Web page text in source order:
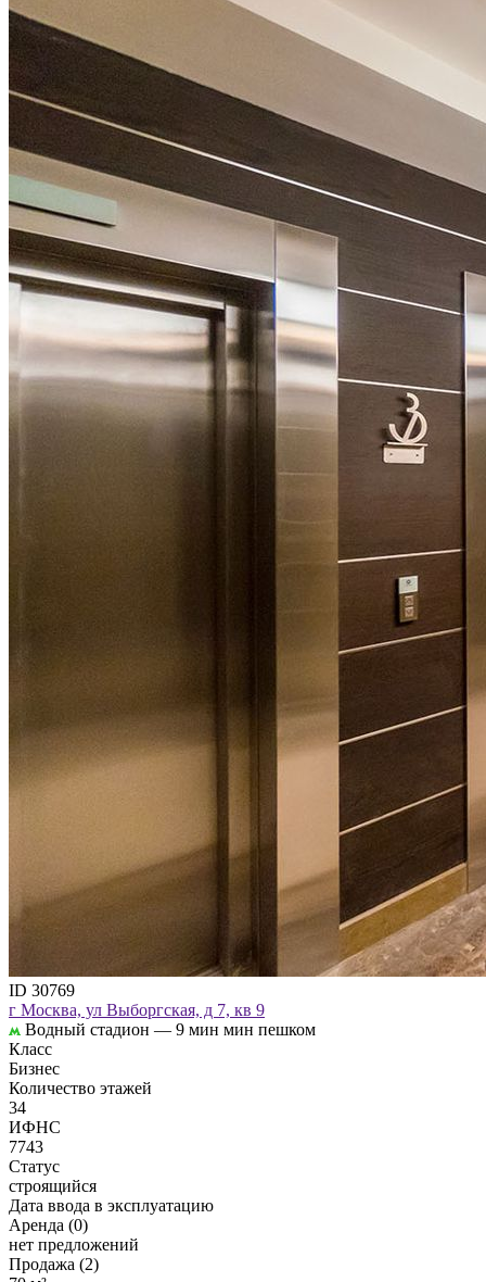
ID 30769
г Москва, ул Выборгская, д 7, кв 9
Водный стадион — 9 мин мин пешком
Класс
Бизнес
Количество этажей
34
ИФНС
7743
Статус
строящийся
Дата ввода в эксплуатацию
Аренда (0)
нет предложений
Продажа (2)